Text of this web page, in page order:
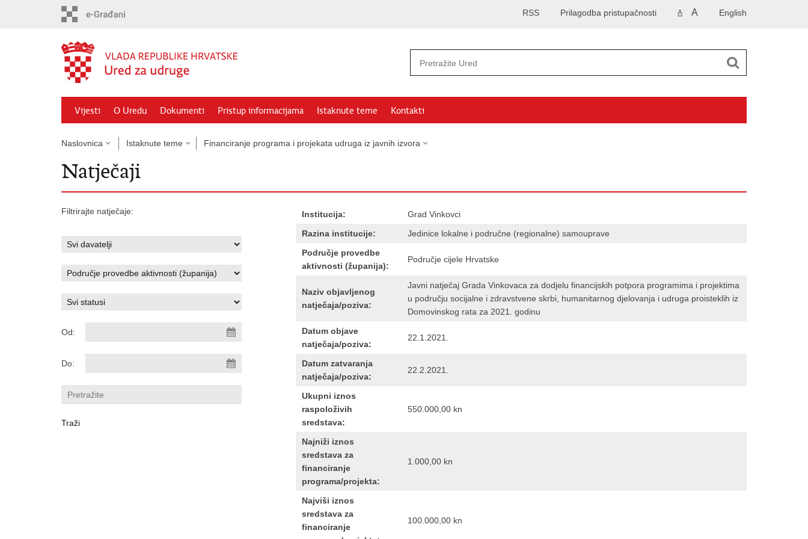
English
A A
Prilagodba pristupačnosti
RSS
Vijesti O Uredu Dokumenti Pristup informacijama Istaknute teme Kontakti
Naslovnica Istaknute teme Financiranje programa i projekata udruga iz javnih izvora
Natječaji
Filtrirajte natječaje:
Od:
Do:
Institucija:
Grad Vinkovci
Razina institucije:
Jedinice lokalne i područne (regionalne) samouprave
Područje provedbe
aktivnosti (županija):
Područje cijele Hrvatske
Naziv objavljenog
natječaja/poziva:
Javni natječaj Grada Vinkovaca za dodjelu financijskih potpora programima i projektima
u području socijalne i zdravstvene skrbi, humanitarnog djelovanja i udruga proisteklih iz
Domovinskog rata za 2021. godinu
Datum objave
natječaja/poziva:
22.1.2021.
Datum zatvaranja
natječaja/poziva:
22.2.2021.
Ukupni iznos
raspoloživih
sredstava:
550.000,00 kn
Najniži iznos
sredstava za
financiranje
programa/projekta:
1.000,00 kn
Najviši iznos
sredstava za
financiranje
100.000,00 kn